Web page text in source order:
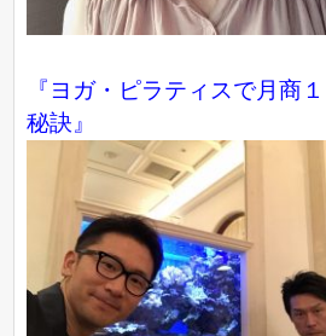
『ヨガ・ピラティスで月商
秘訣』